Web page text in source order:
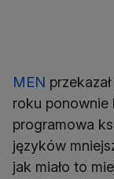
MEN
roku ponownie
programowa
języków
jak miało to